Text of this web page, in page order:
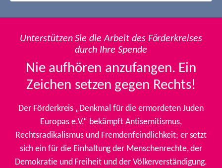
Unterstützen Sie die Arbeit des Förderkreises
durch Ihre Spende
Nie aufhören anzufangen. Ein
Zeichen setzen gegen Rechts!
Der Förderkreis „Denkmal für die ermordeten Juden
Europas e.V.“ bekämpft Antisemitismus,
Rechtsradikalismus und Fremdenfeindlichkeit; er setzt
sich ein für die Einhaltung der Menschenrechte, der
Demokratie und Freiheit und der Völkerverständigung.